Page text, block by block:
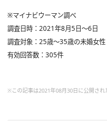
※マイナビウーマン調べ
調査日時：2021年8月5日～6日
調査対象：25歳～35歳の未婚女性
有効回答数：305件
※この記事は2021年08月30日に公開され